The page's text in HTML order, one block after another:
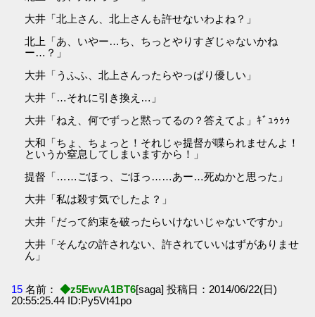
大井「北上さん、北上さんも許せないわよね？」
北上「あ、いやー…ち、ちっとやりすぎじゃないかね
ー…？」
大井「うふふ、北上さんったらやっぱり優しい」
大井「…それに引き換え…」
大井「ねえ、何でずっと黙ってるの？答えてよ」ｷﾞｭｩｩｩ
大和「ちょ、ちょっと！それじゃ提督が喋られませんよ！
というか窒息してしまいますから！」
提督「……ごほっ、ごほっ……あー…死ぬかと思った」
大井「私は殺す気でしたよ？」
大井「だって約束を破ったらいけないじゃないですか」
大井「そんなの許されない、許されていいはずがありませ
ん」
15 名前： ◆z5EwvA1BT6[saga] 投稿日：2014/06/22(日)
20:55:25.44 ID:Py5Vt41po